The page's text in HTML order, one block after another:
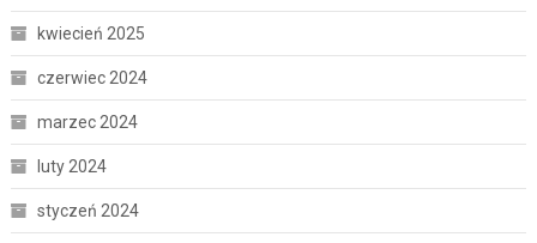
kwiecień 2025
czerwiec 2024
marzec 2024
luty 2024
styczeń 2024